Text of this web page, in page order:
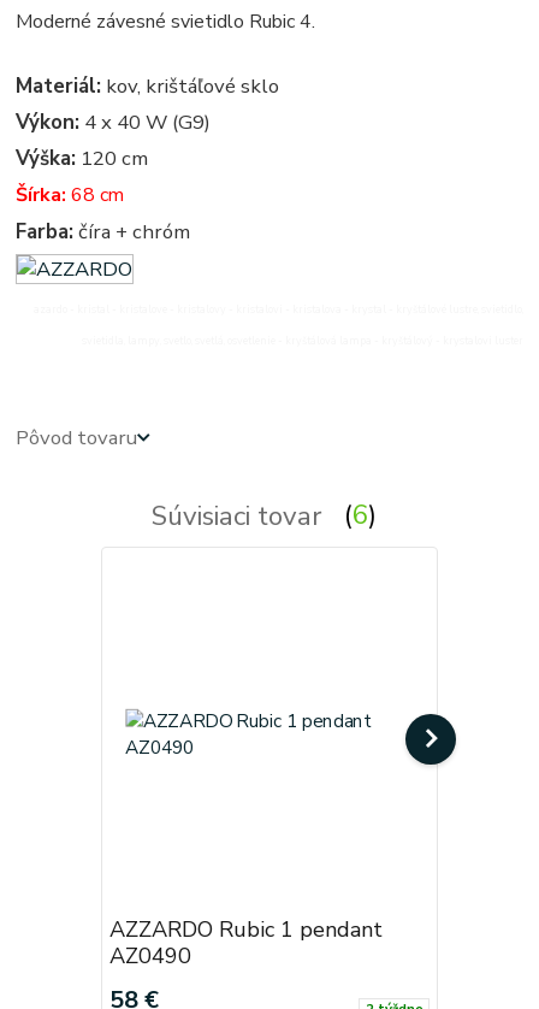
Moderné závesné svietidlo Rubic 4.
Materiál: kov, krištáľové sklo
Výkon: 4 x 40 W (G9)
Výška: 120 cm
Šírka: 68 cm
Farba: číra + chróm
Pôvod tovaru
Súvisiaci tovar 6
AZZARDO Rubic 1 pendant
AZ0490
58 €